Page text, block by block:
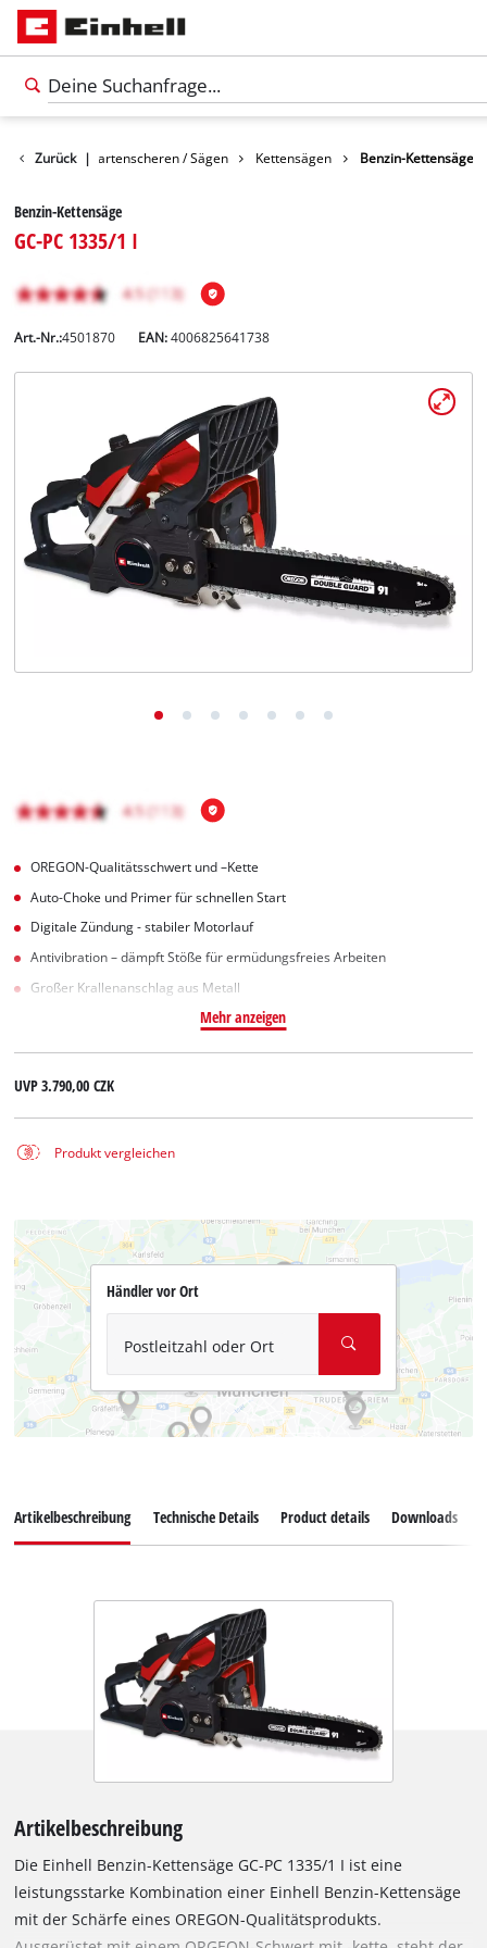
Deutsch
DEDeutsch
English
čeština
Zurück |
Garten Gartenscheren / Sägen Kettensägen Benzin-Kettensäge
Benzin-Kettensäge
GC-PC 1335/1 I
Art.-Nr.:4501870 EAN:4006825641738
OREGON-Qualitätsschwert und –Kette
Auto-Choke und Primer für schnellen Start
Digitale Zündung - stabiler Motorlauf
Antivibration – dämpft Stöße für ermüdungsfreies Arbeiten
Großer Krallenanschlag aus Metall
Mehr anzeigen
UVP3.790,00 CZK
Produkt vergleichen
Händler vor Ort
Postleitzahl oder Ort
Artikelbeschreibung Technische Details Product details Downloads
Artikelbeschreibung
Die Einhell Benzin-Kettensäge GC-PC 1335/1 I ist eine
leistungsstarke Kombination einer Einhell Benzin-Kettensäge
mit der Schärfe eines OREGON-Qualitätsprodukts.